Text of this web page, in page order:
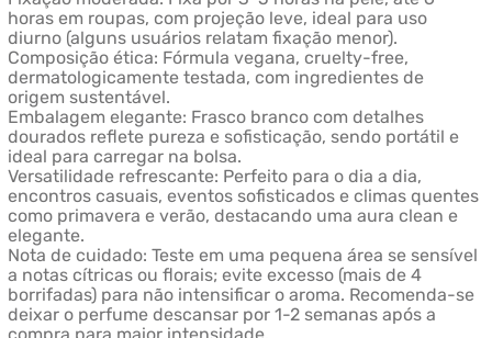
horas em roupas, com projeção leve, ideal para uso
diurno (alguns usuários relatam fixação menor).
Composição ética: Fórmula vegana, cruelty-free,
dermatologicamente testada, com ingredientes de
origem sustentável.
Embalagem elegante: Frasco branco com detalhes
dourados reflete pureza e sofisticação, sendo portátil e
ideal para carregar na bolsa.
Versatilidade refrescante: Perfeito para o dia a dia,
encontros casuais, eventos sofisticados e climas quentes
como primavera e verão, destacando uma aura clean e
elegante.
Nota de cuidado: Teste em uma pequena área se sensível
a notas cítricas ou florais; evite excesso (mais de 4
borrifadas) para não intensificar o aroma. Recomenda-se
deixar o perfume descansar por 1-2 semanas após a